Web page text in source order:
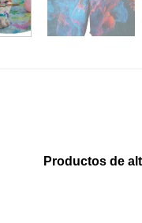
Productos de